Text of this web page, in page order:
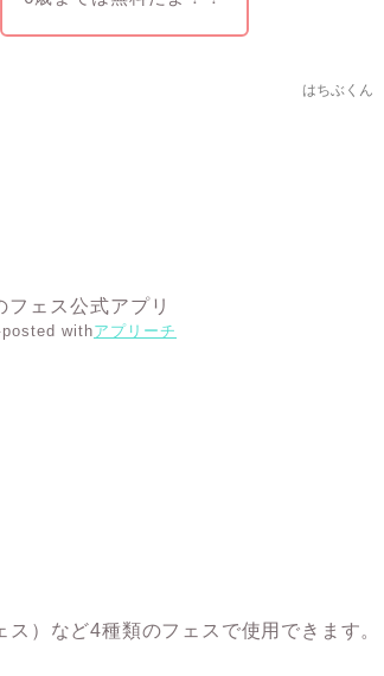
はちぶくん
ェス公式アプリ
posted withアプリーチ
）など4種類のフェスで使用できます。